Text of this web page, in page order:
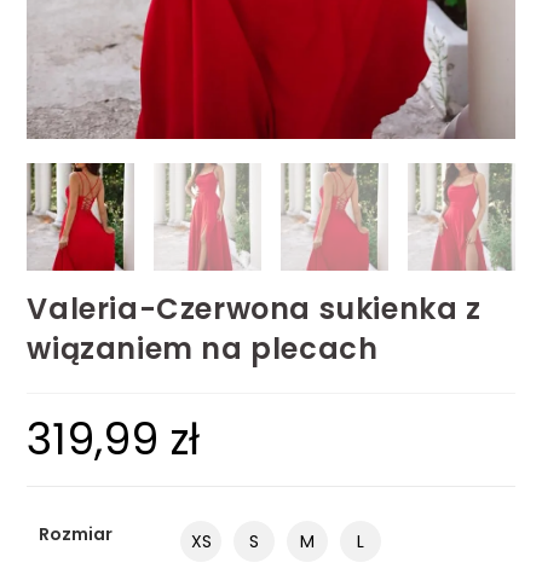
Valeria-Czerwona sukienka z
wiązaniem na plecach
319,99 zł
Rozmiar XS S M L